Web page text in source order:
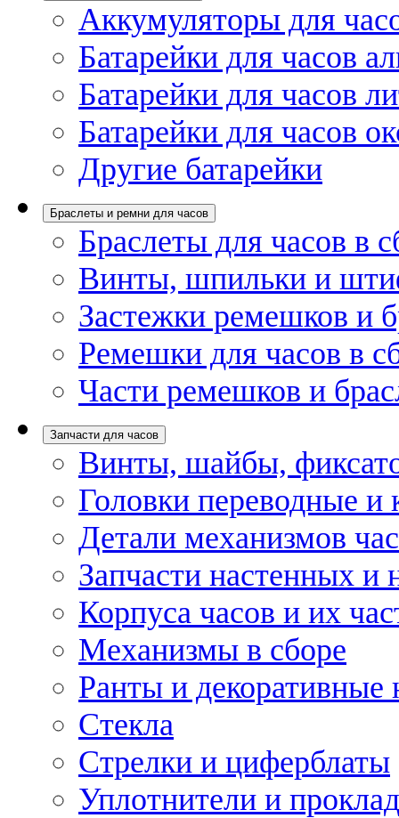
Аккумуляторы для
Батарейки для часов
Батарейки для часов
Батарейки для часов
Другие батарейки
Браслеты и ремни для часов
Браслеты для часов в
Винты, шпильки и
Застежки ремешков и
Ремешки для часов в
Части ремешков и
Запчасти для часов
Винты, шайбы,
Головки переводные и
Детали механизмов
Запчасти настенных и
Корпуса часов и их
Механизмы в сборе
Ранты и декоративные
Стекла
Стрелки и циферблаты
Уплотнители и